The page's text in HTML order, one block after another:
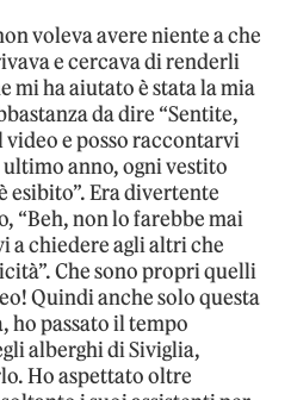
voleva avere niente a che
e cercava di renderli
mi ha aiutato è stata la mia
da dire “Sentite,
e posso raccontarvi
anno, ogni vestito
esibito”. Era divertente
“Beh, non lo farebbe mai
a chiedere agli altri che
Che sono propri quelli
Quindi anche solo questa
ho passato il tempo
alberghi di Siviglia,
Ho aspettato oltre